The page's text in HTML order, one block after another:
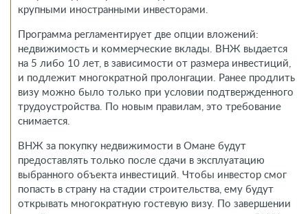
крупными иностранными инвесторами.
Программа регламентирует две опции вложений:
недвижимость и коммерческие вклады. ВНЖ выдается
на 5 либо 10 лет, в зависимости от размера инвестиций,
и подлежит многократной пролонгации. Ранее продлить
визу можно было только при условии подтвержденного
трудоустройства. По новым правилам, это требование
снимается.
ВНЖ за покупку недвижимости в Омане будут
предоставлять только после сдачи в эксплуатацию
выбранного объекта инвестиций. Чтобы инвестор смог
попасть в страну на стадии строительства, ему будут
открывать многократную гостевую визу. По завершении